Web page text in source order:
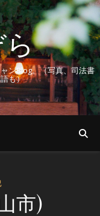
ンBlog。（写真、司法書
も）
市)